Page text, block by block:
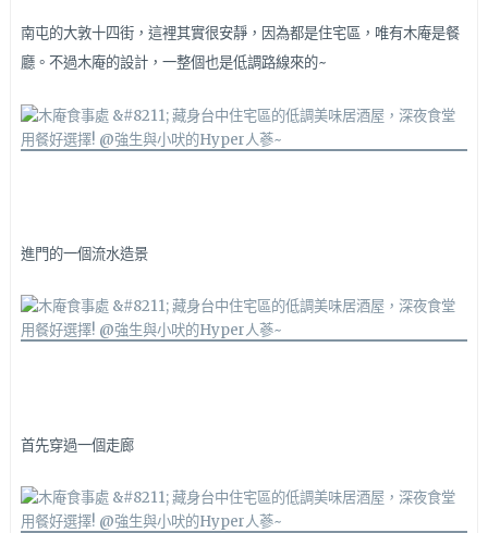
南屯的大敦十四街，這裡其實很安靜，因為都是住宅區，唯有木庵是餐
廳。不過木庵的設計，一整個也是低調路線來的~
進門的一個流水造景
首先穿過一個走廊